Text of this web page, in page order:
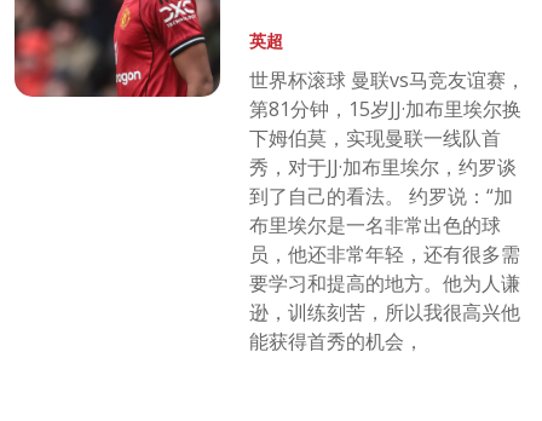
英超
世界杯滚球 曼联vs马竞友谊赛，
第81分钟，15岁JJ·加布里埃尔换
下姆伯莫，实现曼联一线队首
秀，对于JJ·加布里埃尔，约罗谈
到了自己的看法。 约罗说：“加
布里埃尔是一名非常出色的球
员，他还非常年轻，还有很多需
要学习和提高的地方。他为人谦
逊，训练刻苦，所以我很高兴他
能获得首秀的机会，